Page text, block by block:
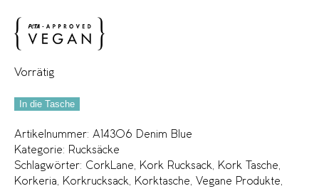
Vorrätig
In die Tasche
Artikelnummer: A14306 Denim Blue
Kategorie: Rucksäcke
Schlagwörter: CorkLane, Kork Rucksack, Kork Tasche,
Korkeria, Korkrucksack, Korktasche, Vegane Produkte,